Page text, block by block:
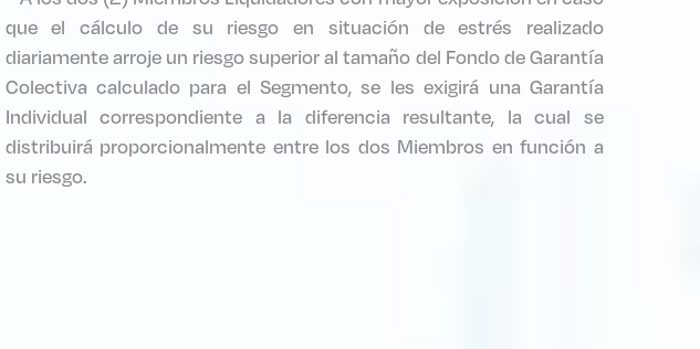
que el cálculo de su riesgo en situación de estrés realizado
diariamente arroje un riesgo superior al tamaño del Fondo de Garantía
Colectiva calculado para el Segmento, se les exigirá una Garantía
Individual correspondiente a la diferencia resultante, la cual se
distribuirá proporcionalmente entre los dos Miembros en función a
su riesgo.